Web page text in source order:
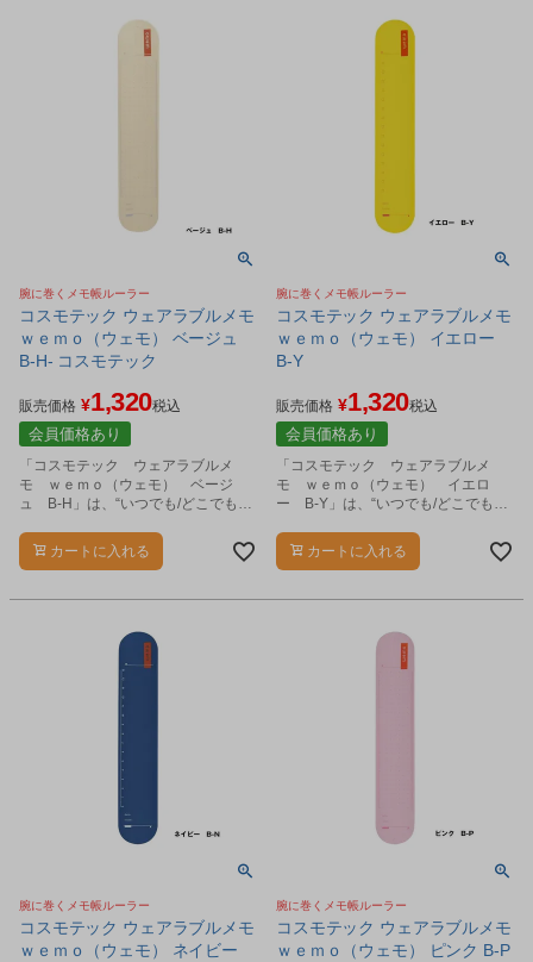
腕に巻くメモ帳ルーラー
コスモテック ウェアラブルメモ
ｗｅｍｏ（ウェモ） ベージュ
B-H- コスモテック
販売価格 ¥1,320税込
会員価格あり
「コスモテック ウェアラブルメ
モ ｗｅｍｏ（ウェモ） ベージ
ュ B-H」は、“いつでも/どこでも、
た、腕に巻いて使用できるウェアラ
ブルメモです。
カートに入れる
腕に巻くメモ帳ルーラー
コスモテック ウェアラブルメモ
ｗｅｍｏ（ウェモ） イエロー
B-Y
販売価格 ¥1,320税込
会員価格あり
「コスモテック ウェアラブルメ
モ ｗｅｍｏ（ウェモ） イエロ
ー B-Y」は、“いつでも/どこでも、
た、腕に巻いて使用できるウェアラ
ブルメモです。
カートに入れる
腕に巻くメモ帳ルーラー
コスモテック ウェアラブルメモ
ｗｅｍｏ（ウェモ） ネイビー
腕に巻くメモ帳ルーラー
コスモテック ウェアラブルメモ
ｗｅｍｏ（ウェモ） ピンク B-P